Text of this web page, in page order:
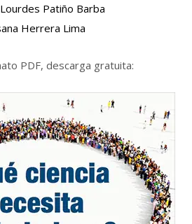
Patiño Barba
Herrera Lima
PDF, descarga gratuita: